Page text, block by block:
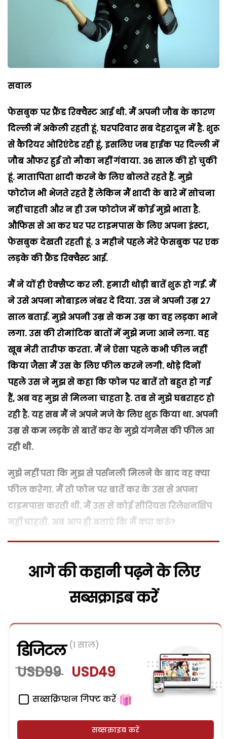
सवाल
फेसबुक पर फ्रैंड रिक्वैस्ट आई थी. मैं अपनी जौब के कारण
दिल्ली में अकेली रहती हूं. घरपरिवार सब देहरादून में है. शुरू
से कैरियर ओरिएंटेड रही हूं, इसलिए जब हाईक पर दिल्ली में
जौब औफर हुई तो मौका नहीं गंवाया. 36 साल की हो चुकी
हूं. मातापिता शादी करने के लिए बोलते रहते हैं. मुझे
फोटोज भी भेजते रहते हैं लेकिन मैं शादी के बारे में सोचना
नहीं चाहती और न ही उन फोटोज में कोई मुझे भाता है.
औफिस से आ कर घर पर टाइमपास के लिए अपना इंस्टा,
फेसबुक देखती रहती हूं. 3 महीने पहले मेरे फेसबुक पर एक
लड़के की फ्रैंड रिक्वैस्ट आई.
मैं ने यों ही ऐक्सैप्ट कर ली. हमारी थोड़ी बातें शुरू हो गईं. मैं
ने उसे अपना मोबाइल नंबर दे दिया. उस ने अपनी उम्र 27
साल बताई. मुझे अपनी उम्र से कम उम्र का वह लड़का भाने
लगा. उस की रोमांटिक बातों में मुझे मजा आने लगा. वह
खूब मेरी तारीफ करता. मैं ने ऐसा पहले कभी फील नहीं
किया जैसा मैं उस के लिए फील करने लगी. थोड़े दिनों
पहले उस ने मुझ से कहा कि फोन पर बातें तो बहुत हो गई
हैं, अब वह मुझ से मिलना चाहता है. तब से मुझे घबराहट हो
रही है. यह सब मैं ने अपने मजे के लिए शुरू किया था. अपनी
उम्र से कम लड़के से बातें कर के मुझे यंगनैस की फील आ
रही थी.
मुझे नहीं पता कि मुझ से पर्सनली मिलने के बाद वह क्या
फील करेगा. मैं तो फोन पर बातें कर के उस से अपना
टाइमपास करती थी. मैं उस से कोई सीरियस रिलेशनशिप
नहीं चाहती. अब आप ही बताएं कि मैं क्या करूं?
आगे की कहानी पढ़ने के लिए
सब्सक्राइब करें
डिजिटल (1 साल)
USD99 USD49
सब्सक्रिप्शन गिफ्ट करें
सब्सक्राइब करें